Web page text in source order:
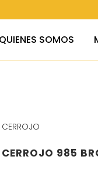
QUIENES SOMOS
CERROJO
CERROJO 985